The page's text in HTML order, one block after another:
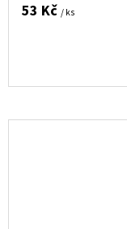
53 Kč / ks